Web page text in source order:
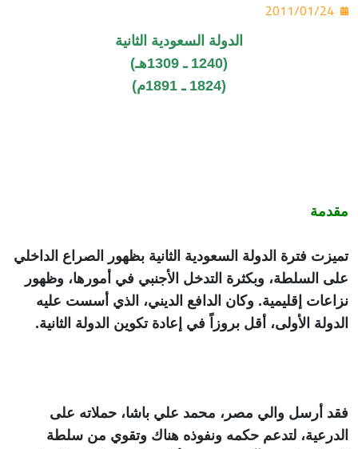
الدولة السعودية الثانية
(1240 ـ 1309هـ)
(1824 ـ 1891م)
مقدمة
تميزت فترة الدولة السعودية الثانية بظهور الصراع الداخلي
على السلطة، وبكثرة التدخل الأجنبي في أمورها، وظهور
نزاعات إقليمية. وكان الدافع الديني، الذي أسست عليه
الدولة الأولى، أقل بروزاً في إعادة تكوين الدولة الثانية.
فقد أرسل والي مصر، محمد علي باشا، حملاته على
الدرعية، لتدعم حكمه ونفوذه هناك وتقوي من سلطة